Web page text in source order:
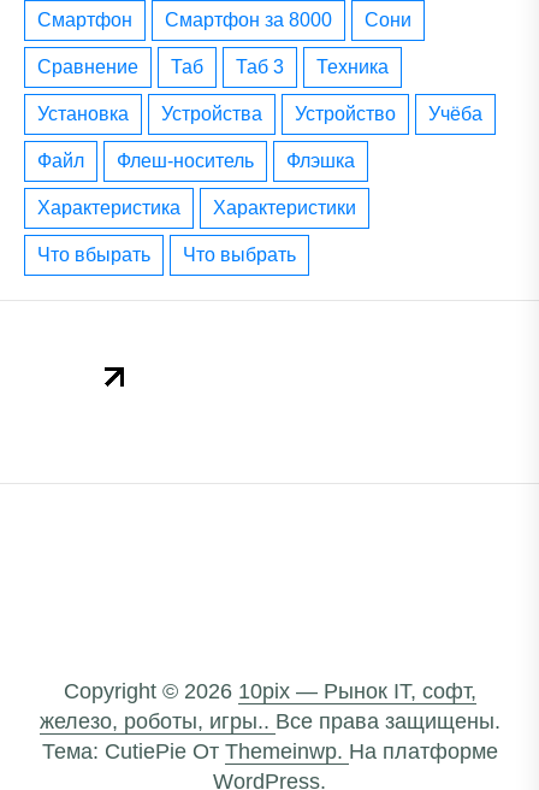
смартфон смартфон за 8000 сони
сравнение таб таб 3 техника
установка устройства устройство учёба
файл флеш-носитель флэшка
характеристика характеристики
что вбырать что выбрать
Copyright © 2026 10pix — Рынок IT, софт,
железо, роботы, игры.. Все права защищены.
Тема: CutiePie От Themeinwp. На платформе
WordPress.